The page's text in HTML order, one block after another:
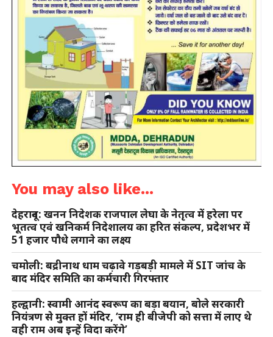
You may also like...
देहरादून: खनन निदेशक राजपाल लेघा के नेतृत्व में हरेला पर
भूतत्व एवं खनिकर्म निदेशालय का हरित संकल्प, प्रदेशभर में
51 हजार पौधे लगाने का लक्ष्य
चमोली: बद्रीनाथ धाम चढ़ावे गड़बड़ी मामले में SIT जांच के
बाद मंदिर समिति का कर्मचारी गिरफ्तार
हल्द्वानी: स्वामी आनंद स्वरूप का बड़ा बयान, बोले सरकारी
नियंत्रण से मुक्त हों मंदिर, ‘राम ही बीजेपी को सत्ता में लाए थे
वही राम अब इन्हें विदा करेंगे’